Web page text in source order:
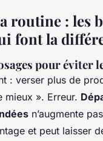
routine : les
font la
pour éviter
: verser plus de
mieux ». Erreur.
n’augmente
et peut laisser